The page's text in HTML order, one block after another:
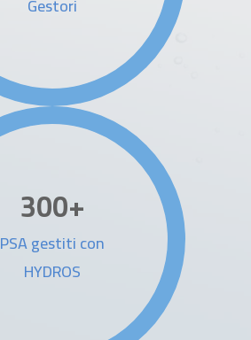
300+
PSA gestiti con
HYDROS